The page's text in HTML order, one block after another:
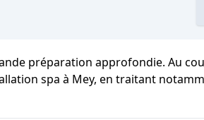
préparation approfondie. Au
spa à Mey, en traitant